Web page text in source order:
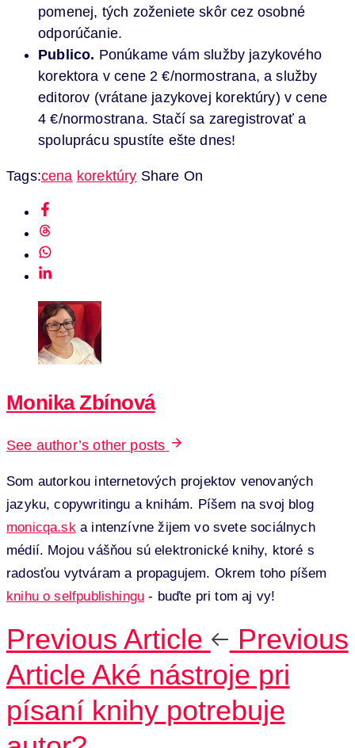
pomenej, tých zoženiete skôr cez osobné
odporúčanie.
Publico. Ponúkame vám služby jazykového
korektora v cene 2 €/normostrana, a služby
editorov (vrátane jazykovej korektúry) v cene
4 €/normostrana. Stačí sa zaregistrovať a
spoluprácu spustíte ešte dnes!
Tags:cena korektúry Share On
Monika Zbínová
See author’s other posts
Som autorkou internetových projektov venovaných
jazyku, copywritingu a knihám. Píšem na svoj blog
monicqa.ska intenzívne žijem vo svete sociálnych
médií. Mojou vášňou sú elektronické knihy, ktoré s
radosťou vytváram a propagujem. Okrem toho píšem
knihu o selfpublishingu - buďte pri tom aj vy!
Previous Article
Previous
Article Aké nástroje pri
písaní knihy potrebuje